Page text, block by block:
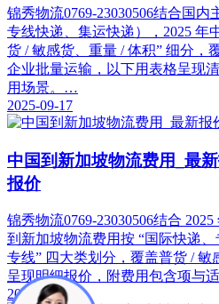
锦秀物流0769-23030506结合国内
专线快递、集运快递），2025 年
货 / 敏感货、重量 / 体积” 细分，
企业批量运输，以下用表格呈现
用场景。…
2025-09-17
中国到新加坡物流费用_最
报价
锦秀物流0769-23030506结合
到新加坡物流费用按 “国际快递
专线” 四大类划分，覆盖普货 / 敏
呈现明细报价，附费用包含项与适
2025-09-17